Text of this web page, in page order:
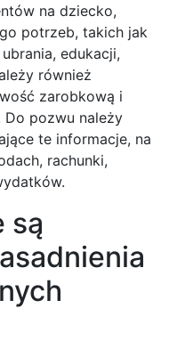
na dziecko,
potrzeb, takich jak
edukacji,
również
zarobkową i
Do pozwu należy
te informacje, na
rachunki,
są